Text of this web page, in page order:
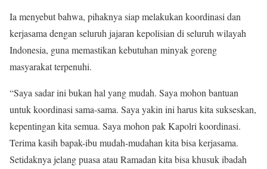
Ia menyebut bahwa, pihaknya siap melakukan koordinasi dan
kerjasama dengan seluruh jajaran kepolisian di seluruh wilayah
Indonesia, guna memastikan kebutuhan minyak goreng
masyarakat terpenuhi.
“Saya sadar ini bukan hal yang mudah. Saya mohon bantuan
untuk koordinasi sama-sama. Saya yakin ini harus kita sukseskan,
kepentingan kita semua. Saya mohon pak Kapolri koordinasi.
Terima kasih bapak-ibu mudah-mudahan kita bisa kerjasama.
Setidaknya jelang puasa atau Ramadan kita bisa khusuk ibadah